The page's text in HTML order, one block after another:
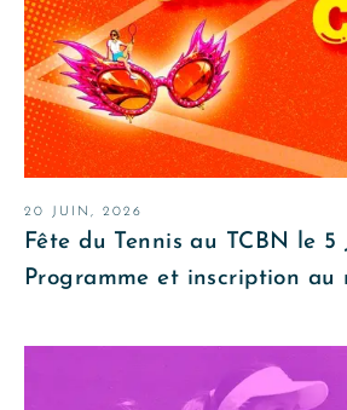
20 JUIN, 2026
Fête du Tennis au TCBN le 5
Programme et inscription au